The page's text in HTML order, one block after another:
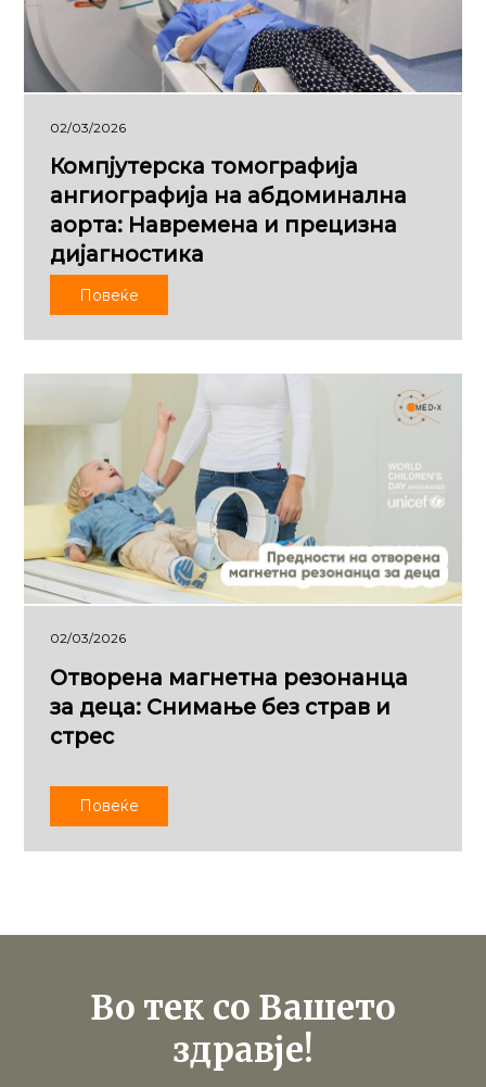
02/03/2026
Компјутерска томографија
ангиографија на абдоминална
аорта: Навремена и прецизна
дијагностика
Повеќе
02/03/2026
Отворена магнетна резонанца
за деца: Снимање без страв и
стрес
Повеќе
Во тек со Вашето
здравје!